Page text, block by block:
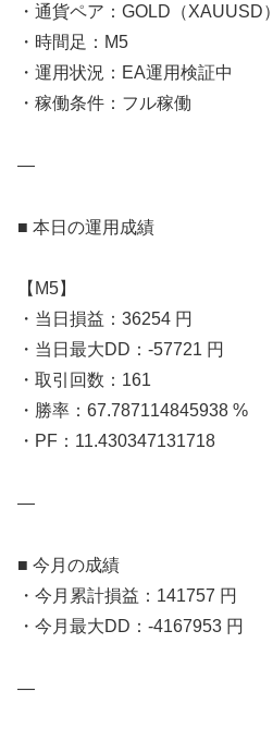
・通貨ペア：GOLD（XAUUSD）
・時間足：M5
・運用状況：EA運用検証中
・稼働条件：フル稼働
—
■ 本日の運用成績
【M5】
・当日損益：36254 円
・当日最大DD：-57721 円
・取引回数：161
・勝率：67.787114845938 %
・PF：11.430347131718
—
■ 今月の成績
・今月累計損益：141757 円
・今月最大DD：-4167953 円
—